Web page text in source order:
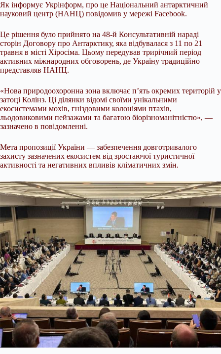
Як інформує Укрінформ, про це Національний антарктичний
науковий центр (НАНЦ) повідомив у мережі Facebook.
Це рішення було прийнято на 48-й Консультативній нараді
сторін Договору про Антарктику, яка відбувалася з 11 по 21
травня в місті Хіросіма. Цьому передував трирічний період
активних міжнародних обговорень, де Україну традиційно
представляв НАНЦ.
«Нова природоохоронна зона включає п’ять окремих територій у
затоці Колінз. Ці ділянки відомі своїми унікальними
екосистемами мохів, гніздовими колоніями птахів,
льодовиковими пейзажами та багатою біорізноманітністю», —
зазначено в повідомленні.
Мета пропозиції України — забезпечення довготривалого
захисту зазначених екосистем від зростаючої туристичної
активності та негативних впливів кліматичних змін.